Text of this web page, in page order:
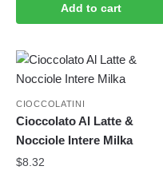
Add to cart
CIOCCOLATINI
Cioccolato Al Latte &
Nocciole Intere Milka
$8.32